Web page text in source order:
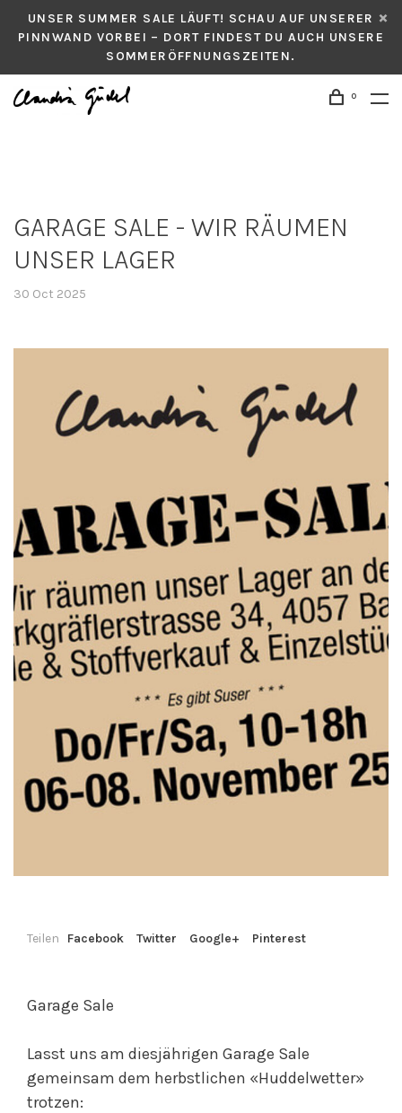
UNSER SUMMER SALE LÄUFT! SCHAU AUF UNSERER
PINNWAND VORBEI – DORT FINDEST DU AUCH UNSERE
SOMMERÖFFNUNGSZEITEN.
0
GARAGE SALE - WIR RÄUMEN
UNSER LAGER
30 Oct 2025
Teilen Facebook Twitter Google+ Pinterest
Garage Sale
Lasst uns am diesjährigen Garage Sale
gemeinsam dem herbstlichen «Huddelwetter»
trotzen: